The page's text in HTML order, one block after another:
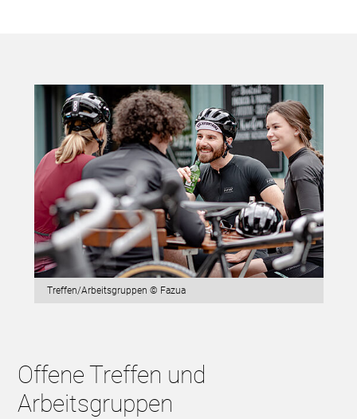
Treffen/Arbeitsgruppen © Fazua
Offene Treffen und
Arbeitsgruppen